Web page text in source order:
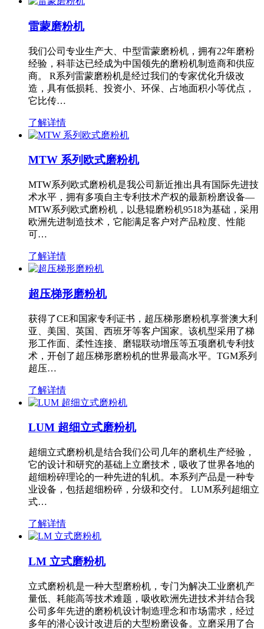
雷蒙磨粉机
我们公司专业生产大、中型雷蒙磨粉机，拥有22年磨粉
经验，科菲达已经成为中国领先的磨粉机制造商和供应
商。 R系列雷蒙磨粉机是经过我们的专家优化升级改
造，具有低损耗、投资小、环保、占地面积小等优点，
它比传…
了解详情
MTW 系列欧式磨粉机
MTW系列欧式磨粉机是我公司新近推出具有国际先进技
术水平，拥有多项自主专利技术产权的最新粉磨设备—
MTW系列欧式磨粉机，以悬辊磨粉机9518为基础，采用
欧洲先进制造技术，它能满足客户对产品粒度、性能
可…
了解详情
超压梯形磨粉机
获得了CE和国家专利证书，超压梯形磨粉机享誉澳大利
亚、美国、英国、西班牙等客户国家。该机型采用了梯
形工作面、柔性连接、磨辊联动增压等五项磨机专利技
术，开创了超压梯形磨粉机的世界最高水平。TGM系列
超压…
了解详情
LUM 超细立式磨粉机
超细立式磨粉机是结合我们公司几年的磨机生产经验，
它的设计和研究的基础上立磨技术，吸收了世界各地的
超细粉碎理论的一种先进的轧机。本系列产品是一种专
业设备，包括超细粉碎，分级和交付。 LUM系列超细立
式…
了解详情
LM 立式磨粉机
立式磨粉机是一种大型磨粉机，专门为解决工业磨机产
量低、耗能高等技术难题，吸收欧洲先进技术并结合我
公司多年先进的磨粉机设计制造理念和市场需求，经过
多年的潜心设计改进后的大型粉磨设备。立磨采用了合